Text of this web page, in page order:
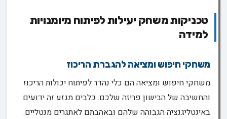
טכניקות משחק יעילות לפיתוח מיומנויות
למידה
משחקי חיפוש ומציאה להגברת הריכוז
משחקי חיפוש ומציאה הם כלי נהדר לפיתוח יכולות הריכוז
והחשיבה של הבישון פריזה שלכם. כלבים מגזע זה ידועים
באינטליגנציה הגבוהה שלהם ובאהבתם לאתגרים מנטליים.